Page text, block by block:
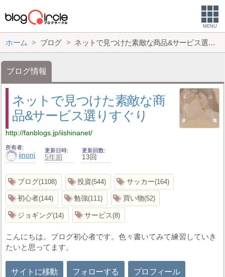
MENU
ホーム ブログ ネットで見つけた素敵な商品&サービス選りすぐり
ブログ情報
ネットで見つけた素敵な商
品&サービス選りすぐり
http://fanblogs.jp/iishinanet/
所有者
iinoni
更新日時
5年前
更新回数
13回
ブログ 1108 投資 544 サッカー 164
初心者 144 勉強 111 買い物 52
ジョギング 14 サービス 8
こんにちは。ブログ初心者です。色々書いてみて練習していき
たいと思ってます。
サイトに移動 フォローする プロフィール